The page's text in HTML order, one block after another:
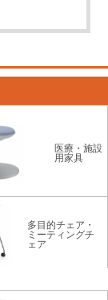
医療・施設
用家具
多目的チェア・
ミーティングチ
ェア